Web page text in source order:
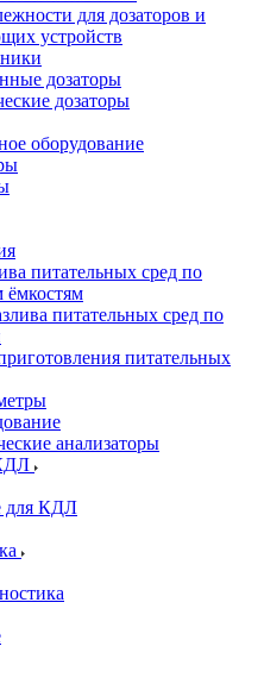
для дозаторов и
устройств
дозаторы
дозаторы
оборудование
питательных сред по
ёмкостям
питательных сред по
питательных
анализаторы
для КДЛ